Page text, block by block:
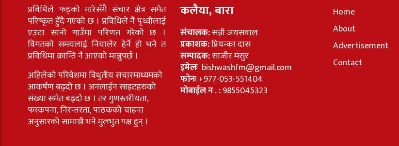
प्रविधिले फड्को मारेसँगै संचार क्षेत्र समेत
परिष्कृत हुँदै गएको छ । प्रविधिले नै पृथ्वीलाई
एउटा सानो गाउँमा परिणत गरेको छ ।
विगतको समयलाई नियालेर हेर्ने हो भने त
प्रविधिमा क्रान्ति नै आएको मान्नुपर्छ ।
अहिलेको परिवेशमा विधुतीय संचारमाध्यमको
आकर्षण बढ्दो छ । अनलाईन साइटहरुको
संख्या समेत बढ्दो छ । तर गुणस्तरीयता,
फरकपना, निरन्तरता, पाठकको चाहना
अनुसारको सामाग्री भने मुलभुत पक्ष हुन् ।
कलैया, बारा
संचालक:सन्नी जयसवाल
प्रकाशक:प्रियन्का दास
सम्पादक:साजीर मंसुर
इमेलः bishwashfm@gmail.com
फोनः+977-053-551404
मोबाईल न . :9855045323
Home
About
Advertisement
Contact